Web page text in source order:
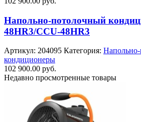
Напольно-потолочный
48HR3/CCU-48HR3
Артикул: 204095 Категория:
кондиционеры
102 900.00 руб.
Недавно просмотренные товары